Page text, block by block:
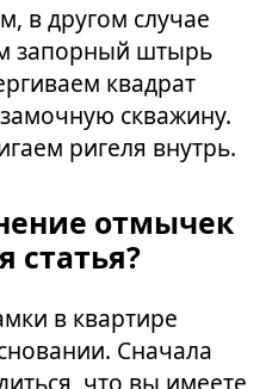
в другом случае
запорный штырь
квадрат
скважину.
ригеля внутрь.
отмычек
статья?
в квартире
Сначала